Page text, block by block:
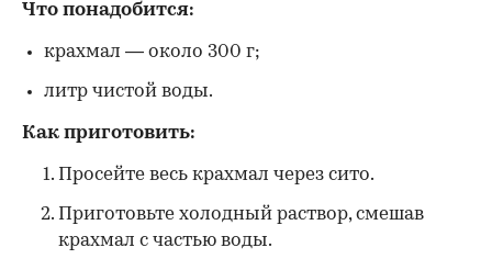
Что понадобится:
крахмал — около 300 г;
литр чистой воды.
Как приготовить:
Просейте весь крахмал через сито.
Приготовьте холодный раствор, смешав
крахмал с частью воды.